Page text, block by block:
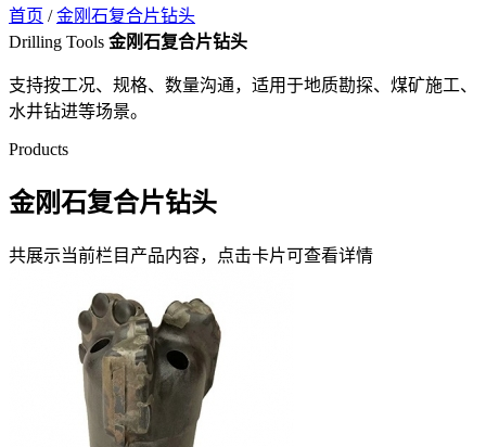
首页 / 金刚石复合片钻头
Drilling Tools 金刚石复合片钻头
支持按工况、规格、数量沟通，适用于地质勘探、煤矿施工、
水井钻进等场景。
Products
金刚石复合片钻头
共展示当前栏目产品内容，点击卡片可查看详情